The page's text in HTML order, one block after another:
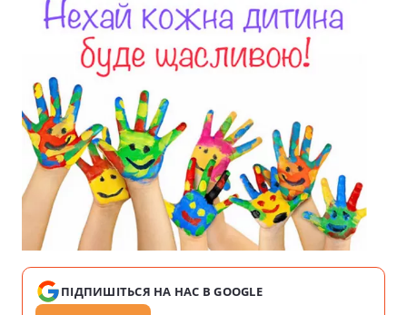
ПІДПИШІТЬСЯ НА НАС В GOOGLE